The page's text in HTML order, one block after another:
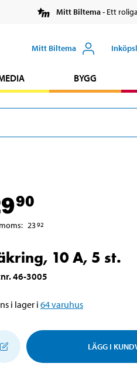
Mitt Biltema- Ett
Mitt Biltema
BYGG
90
: 2392
10 A, 5 st.
.46-3005
i lager i 64varuhus
LÄGG I